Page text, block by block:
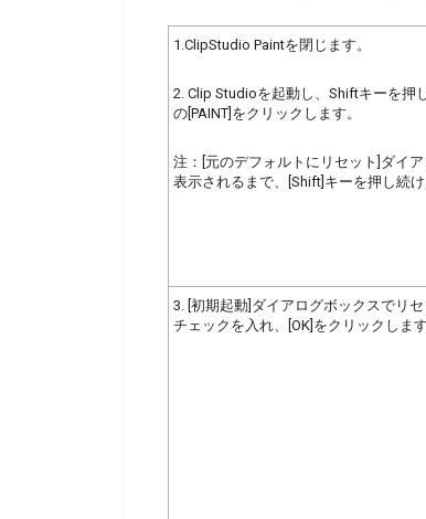
1.ClipStudio Paintを閉じます。
2. Clip Studioを起動し、Shiftキーを押
の[PAINT]をクリックします。
注：[元のデフォルトにリセット]ダイ
表示されるまで、[Shift]キーを押し続け
3. [初期起動]ダイアログボックスでリ
チェックを入れ、[OK]をクリックします